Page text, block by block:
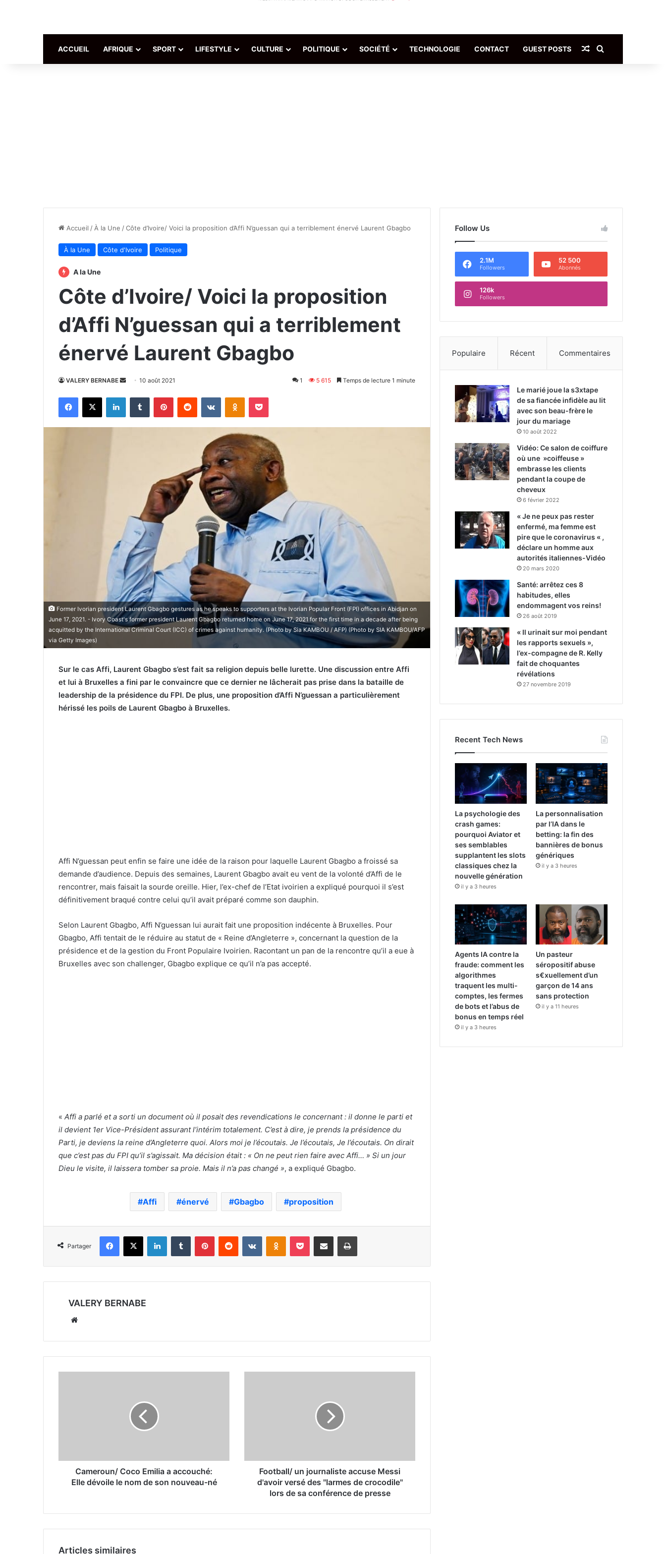
ACCUEIL AFRIQUE SPORT LIFESTYLE CULTURE POLITIQUE SOCIÉTÉ TECHNOLOGIE CONTACT GUEST POSTS Article Aléatoire
Accueil / À la Une /Côte d’Ivoire/ Voici la proposition d’Affi N’guessan qui a terriblement énervé Laurent Gbagbo
À la Une Côte d'Ivoire Politique
A la Une
Côte d’Ivoire/ Voici la proposition
d’Affi N’guessan qui a terriblement
énervé Laurent Gbagbo
VALERY BERNABE
Envoyer
courriel
10 août 2021 1 5 615 Temps de lecture 1 minute
Facebook
X LinkedinTumblr PinterestReddit VKontakteOdnoklassniki
Pocket
Former Ivorian president Laurent Gbagbo gestures as he speaks to supporters at the Ivorian Popular Front (FPI) offices in Abidjan on
June 17, 2021. - Ivory Coast's former president Laurent Gbagbo returned home on June 17, 2021 for the first time in a decade after being
acquitted by the International Criminal Court (ICC) of crimes against humanity. (Photo by Sia KAMBOU / AFP) (Photo by SIA KAMBOU/AFP
via Getty Images)
Sur le cas Affi, Laurent Gbagbo s’est fait sa religion depuis belle lurette. Une discussion entre Affi
et lui à Bruxelles a fini par le convaincre que ce dernier ne lâcherait pas prise dans la bataille de
leadership de la présidence du FPI. De plus, une proposition d’Affi N’guessan a particulièrement
hérissé les poils de Laurent Gbagbo à Bruxelles.
Affi N’guessan peut enfin se faire une idée de la raison pour laquelle Laurent Gbagbo a froissé sa
demande d’audience. Depuis des semaines, Laurent Gbagbo avait eu vent de la volonté d’Affi de le
rencontrer, mais faisait la sourde oreille. Hier, l’ex-chef de l’Etat ivoirien a expliqué pourquoi il s’est
définitivement braqué contre celui qu’il avait préparé comme son dauphin.
Selon Laurent Gbagbo, Affi N’guessan lui aurait fait une proposition indécente à Bruxelles. Pour
Gbagbo, Affi tentait de le réduire au statut de « Reine d’Angleterre », concernant la question de la
présidence et de la gestion du Front Populaire Ivoirien. Racontant un pan de la rencontre qu’il a eue à
Bruxelles avec son challenger, Gbagbo explique ce qu’il n’a pas accepté.
« Affi a parlé et a sorti un document où il posait des revendications le concernant : il donne le parti et
il devient 1er Vice-Président assurant l’intérim totalement. C’est à dire, je prends la présidence du
Parti, je deviens la reine d’Angleterre quoi. Alors moi je l’écoutais. Je l’écoutais, Je l’écoutais. On dirait
que c’est pas du FPI qu’il s’agissait. Ma décision était : « On ne peut rien faire avec Affi… » Si un jour
Dieu le visite, il laissera tomber sa proie. Mais il n’a pas changé », a expliqué Gbagbo.
Affi énervé Gbagbo proposition
Partager
Facebook
X LinkedinTumblr PinterestReddit VKontakteOdnoklassniki
Pocket Partager par email Imprimer
VALERY BERNABE
Cameroun/ Coco Emilia a accouché:
Elle dévoile le nom de son nouveau-né
Football/ un journaliste accuse Messi
d'avoir versé des "larmes de crocodile"
lors de sa conférence de presse
Articles similaires
Follow Us
2.1M
Followers
52 500
Abonnés
126k
Followers
Populaire Récent Commentaires
Le marié joue la s3xtape
de sa fiancée infidèle au lit
avec son beau-frère le
jour du mariage
10 août 2022
Vidéo: Ce salon de coiffure
où une »coiffeuse »
embrasse les clients
pendant la coupe de
cheveux
6 février 2022
« Je ne peux pas rester
enfermé, ma femme est
pire que le coronavirus « ,
déclare un homme aux
autorités italiennes-Vidéo
20 mars 2020
Santé: arrêtez ces 8
habitudes, elles
endommagent vos reins!
26 août 2019
« Il urinait sur moi pendant
les rapports sexuels »,
l’ex-compagne de R. Kelly
fait de choquantes
révélations
27 novembre 2019
Recent Tech News
La psychologie des
crash games:
pourquoi Aviator et
ses semblables
supplantent les slots
classiques chez la
nouvelle génération
il y a 3 heures
La personnalisation
par l’IA dans le
betting: la fin des
bannières de bonus
génériques
il y a 3 heures
Agents IA contre la
fraude: comment les
algorithmes
traquent les multi-
comptes, les fermes
de bots et l’abus de
bonus en temps réel
il y a 3 heures
Un pasteur
séropositif abuse
s€xuellement d’un
garçon de 14 ans
sans protection
il y a 11 heures